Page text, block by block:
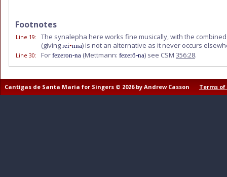
Footnotes
Line 19:
The synalepha here works fine musically, with the
(giving rei•nna) is not an alternative as it never occurs
Line 30: For fezeron-na (Mettmann: fezerõ-na) see CSM 356:28.
Cantigas de Santa Maria for Singers © 2026 by Andrew Casson Terms of